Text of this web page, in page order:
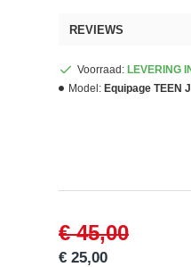
REVIEWS
Voorraad: LEVERING
Model: Equipage TEEN
€ 25,00
€ 45,00